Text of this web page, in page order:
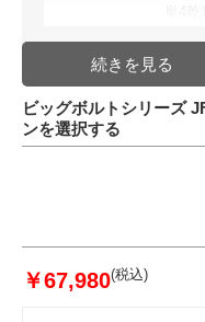
ETL
認定
配送方法
ビッグボルトシリーズ
ンを選択する
￥67,980(税込)